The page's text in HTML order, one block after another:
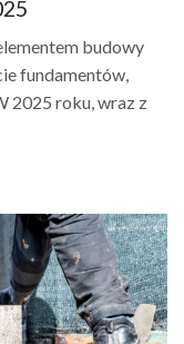
budowy
fundamentów,
2025 roku, wraz z